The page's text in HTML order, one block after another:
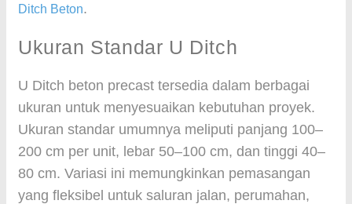
Ditch Beton.
Ukuran Standar U Ditch
U Ditch beton precast tersedia dalam berbagai
ukuran untuk menyesuaikan kebutuhan proyek.
Ukuran standar umumnya meliputi panjang 100–
200 cm per unit, lebar 50–100 cm, dan tinggi 40–
80 cm. Variasi ini memungkinkan pemasangan
yang fleksibel untuk saluran jalan, perumahan,